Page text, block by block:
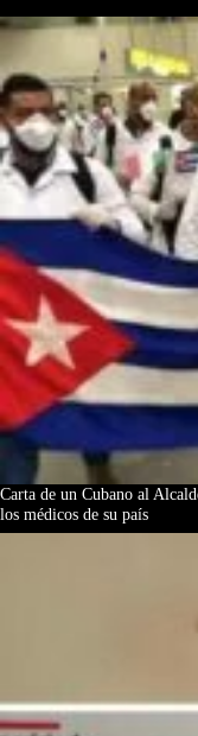
Carta de un Cubano al
los médicos de su país